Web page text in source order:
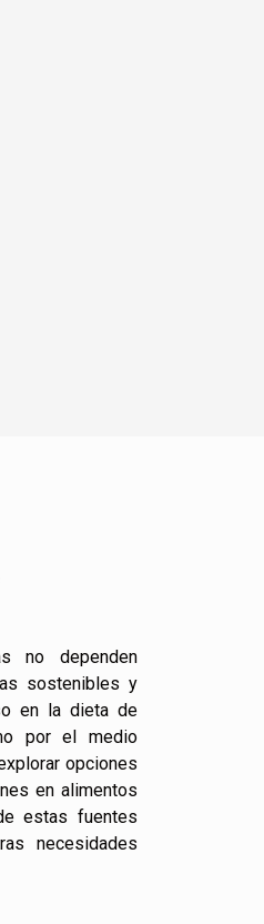
no dependen
sostenibles y
en la dieta de
por el medio
opciones
en alimentos
estas fuentes
necesidades